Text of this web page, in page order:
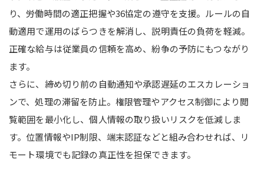
り、労働時間の適正把握や36協定の遵守を支援。ルールの自
動適用で運用のばらつきを解消し、説明責任の負荷を軽減。
正確な給与は従業員の信頼を高め、紛争の予防にもつながり
ます。
さらに、締め切り前の自動通知や承認遅延のエスカレーショ
ンで、処理の滞留を防止。権限管理やアクセス制御により閲
覧範囲を最小化し、個人情報の取り扱いリスクを低減しま
す。位置情報やIP制限、端末認証などと組み合わせれば、リ
モート環境でも記録の真正性を担保できます。